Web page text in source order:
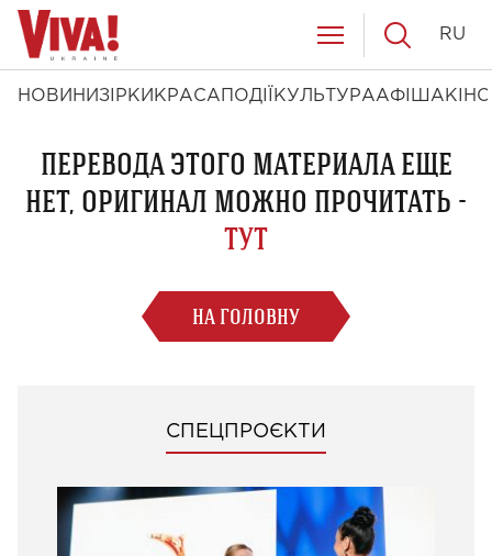
НОВИНИ ЗІРКИ КРАСА ПОДІЇ КУЛЬТУРААФІША КІНО
RU
ПЕРЕВОДА ЭТОГО МАТЕРИАЛА ЕЩЕ
НЕТ, ОРИГИНАЛ МОЖНО ПРОЧИТАТЬ -
ТУТ
НА ГОЛОВНУ
СПЕЦПРОЄКТИ